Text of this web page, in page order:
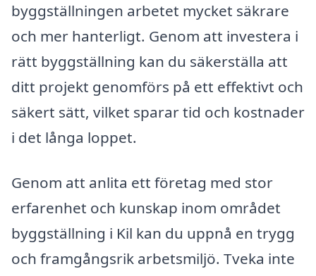
byggställningen arbetet mycket säkrare
och mer hanterligt. Genom att investera i
rätt byggställning kan du säkerställa att
ditt projekt genomförs på ett effektivt och
säkert sätt, vilket sparar tid och kostnader
i det långa loppet.
Genom att anlita ett företag med stor
erfarenhet och kunskap inom området
byggställning i Kil kan du uppnå en trygg
och framgångsrik arbetsmiljö. Tveka inte